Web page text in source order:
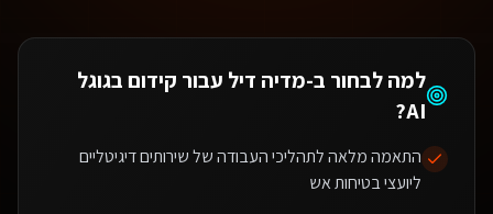
למה לבחור ב-מדיה דיל עבור קידום בגוגל
AI
?
התאמה מלאה לתהליכי העבודה של שירותים דיגיטליים
ליועצי בטיחות אש